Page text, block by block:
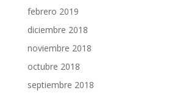
febrero 2019
diciembre 2018
noviembre 2018
octubre 2018
septiembre 2018